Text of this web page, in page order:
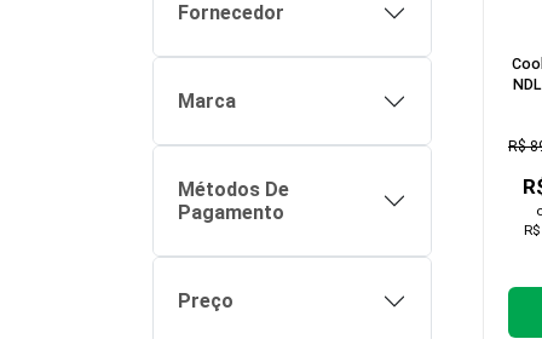
Fornecedor
Marca
Métodos De
Pagamento
Preço
R$